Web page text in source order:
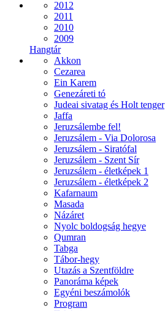
2012
2011
2010
2009
Hangtár
Akkon
Cezarea
Ein Karem
Genezáreti tó
Judeai sivatag és Holt tenger
Jaffa
Jeruzsálembe fel!
Jeruzsálem - Via Dolorosa
Jeruzsálem - Siratófal
Jeruzsálem - Szent Sír
Jeruzsálem - életképek 1
Jeruzsálem - életképek 2
Kafarnaum
Masada
Názáret
Nyolc boldogság hegye
Qumran
Tabga
Tábor-hegy
Utazás a Szentföldre
Panoráma képek
Egyéni beszámolók
Program